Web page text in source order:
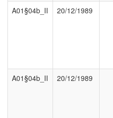
A01§04b_II
20/12/1989
A01§04b_II
20/12/1989